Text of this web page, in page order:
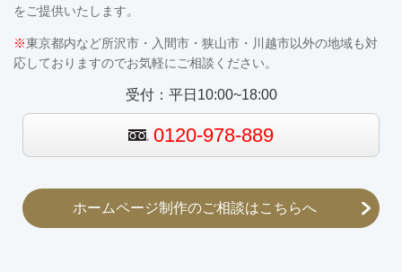
をご提供いたします。
※東京都内など所沢市・入間市・狭山市・川越市以外の地域も対
応しておりますのでお気軽にご相談ください。
受付：平日10:00~18:00
0120-978-889
ホームページ制作のご相談はこちらへ